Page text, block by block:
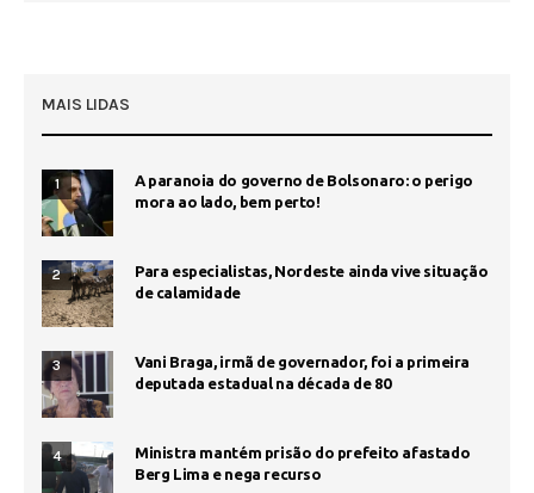
MAIS LIDAS
1
A paranoia do governo de Bolsonaro: o perigo
mora ao lado, bem perto!
2
Para especialistas, Nordeste ainda vive situação
de calamidade
3
Vani Braga, irmã de governador, foi a primeira
deputada estadual na década de 80
4
Ministra mantém prisão do prefeito afastado
Berg Lima e nega recurso